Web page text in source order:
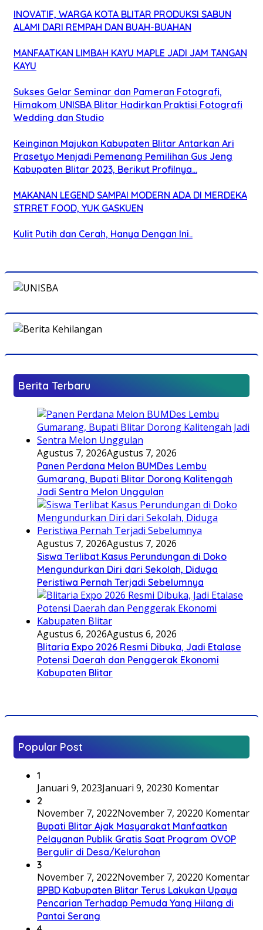
INOVATIF, WARGA KOTA BLITAR PRODUKSI SABUN
ALAMI DARI REMPAH DAN BUAH-BUAHAN
MANFAATKAN LIMBAH KAYU MAPLE JADI JAM TANGAN
KAYU
Sukses Gelar Seminar dan Pameran Fotografi,
Himakom UNISBA Blitar Hadirkan Praktisi Fotografi
Wedding dan Studio
Keinginan Majukan Kabupaten Blitar Antarkan Ari
Prasetyo Menjadi Pemenang Pemilihan Gus Jeng
Kabupaten Blitar 2023, Berikut Profilnya…
MAKANAN LEGEND SAMPAI MODERN ADA DI MERDEKA
STRRET FOOD, YUK GASKUEN
Kulit Putih dan Cerah, Hanya Dengan Ini..
Berita Terbaru
Agustus 7, 2026Agustus 7, 2026
Panen Perdana Melon BUMDes Lembu
Gumarang, Bupati Blitar Dorong Kalitengah
Jadi Sentra Melon Unggulan
Agustus 7, 2026Agustus 7, 2026
Siswa Terlibat Kasus Perundungan di Doko
Mengundurkan Diri dari Sekolah, Diduga
Peristiwa Pernah Terjadi Sebelumnya
Agustus 6, 2026Agustus 6, 2026
Blitaria Expo 2026 Resmi Dibuka, Jadi Etalase
Potensi Daerah dan Penggerak Ekonomi
Kabupaten Blitar
Popular Post
1
Januari 9, 2023Januari 9, 20230 Komentar
2
November 7, 2022November 7, 20220 Komentar
Bupati Blitar Ajak Masyarakat Manfaatkan
Pelayanan Publik Gratis Saat Program OVOP
Bergulir di Desa/Kelurahan
3
November 7, 2022November 7, 20220 Komentar
BPBD Kabupaten Blitar Terus Lakukan Upaya
Pencarian Terhadap Pemuda Yang Hilang di
Pantai Serang